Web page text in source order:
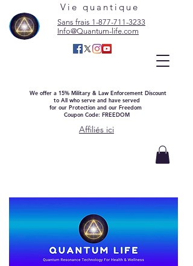
Vie quantique
Sans frais 1-877-711-3233
Info@Quantum-life.com
We offer a 15% Military & Law Enforcement Discount
to All who serve and have served
for our Protection and our Freedom
Coupon Code: FREEDOM
Affiliés ici